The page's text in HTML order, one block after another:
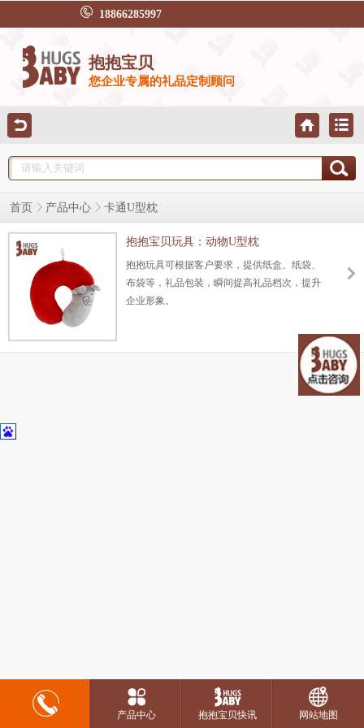
18866285997
抱抱宝贝
您企业专属的礼品定制顾问
首页 产品中心 卡通U型枕
抱抱宝贝玩具：动物U型枕
抱抱玩具可根据客户要求，提供纸盒、纸袋、
布袋等，礼品包装，瞬间提高礼品档次，提升
企业形象。
产品中心 抱抱宝贝快讯 网站地图